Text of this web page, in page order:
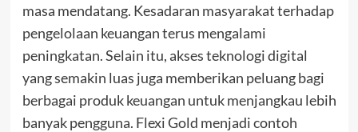
masa mendatang. Kesadaran masyarakat terhadap
pengelolaan keuangan terus mengalami
peningkatan. Selain itu, akses teknologi digital
yang semakin luas juga memberikan peluang bagi
berbagai produk keuangan untuk menjangkau lebih
banyak pengguna. Flexi Gold menjadi contoh